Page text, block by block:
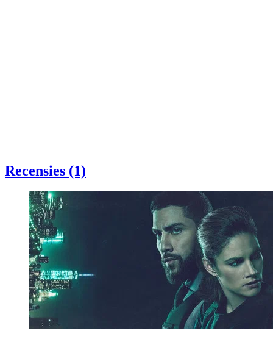
Recensies (1)